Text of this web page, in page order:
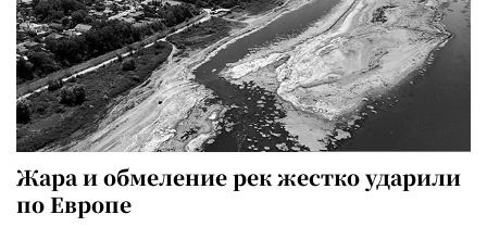
Жара и обмеление рек жестко ударили
по Европе